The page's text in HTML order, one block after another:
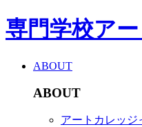
専門学校ア
ABOUT
ABOUT
アートカレッジ